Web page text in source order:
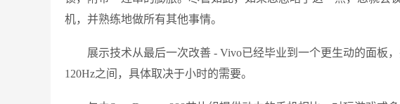
机，并熟练地做所有其他事情。
展示技术从最后一次改善 - Vivo已经毕业到一个更生动的面板
120Hz之间，具体取决于小时的需要。